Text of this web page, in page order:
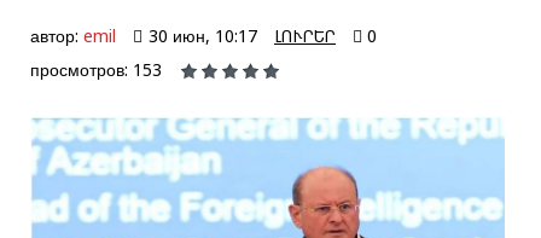
автор: emil 30 июн, 10:17 ԼՈՒՐԵՐ
0
просмотров: 153